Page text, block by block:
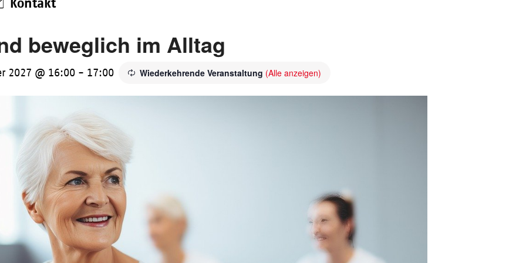
Kontakt
beweglich im Alltag
2027 @ 16:00- 17:00 Wiederkehrende Veranstaltung (Alle anzeigen)